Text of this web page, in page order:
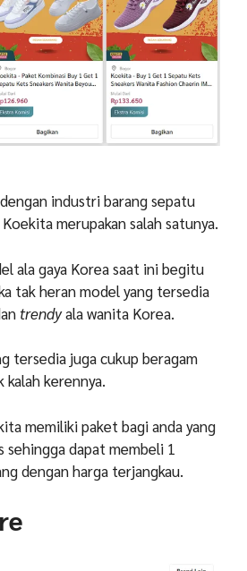
industri barang sepatu
merupakan salah satunya.
ala gaya Korea saat ini begitu
tak heran model yang tersedia
trendyala wanita Korea.
tersedia juga cukup beragam
kalah kerennya.
memiliki paket bagi anda yang
sehingga dapat membeli 1
dengan harga terjangkau.